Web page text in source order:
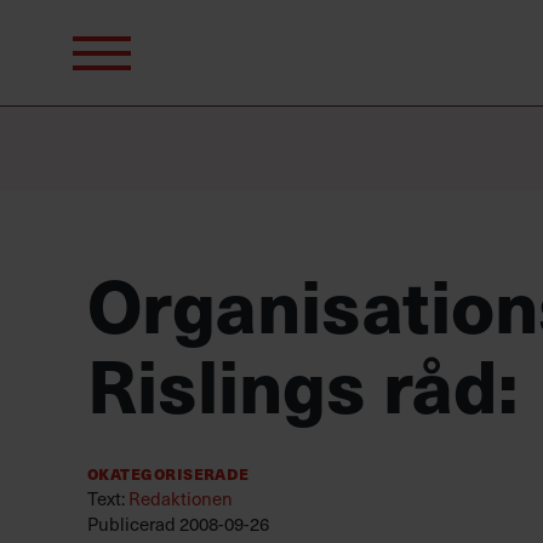
efter:
Rislings råd:
Okategoriserade
Text:Redaktionen
Publicerad 2008-09-26